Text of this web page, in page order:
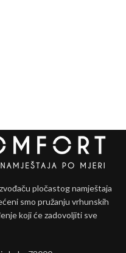
pločastog namještaja
smo pružanju vrhunskih
koji će zadovoljiti sve